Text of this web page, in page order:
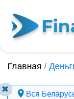
✖
Главная /
Вся